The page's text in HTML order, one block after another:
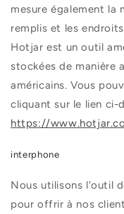
mesure également la
remplis et les
Hotjar est un outil
stockées de manière
américains. Vous
cliquant sur le lien ci-
https://
interphone
Nous utilisons l'outil
pour offrir à nos